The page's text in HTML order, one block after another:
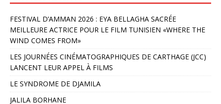
FESTIVAL D’AMMAN 2026 : EYA BELLAGHA SACRÉE
MEILLEURE ACTRICE POUR LE FILM TUNISIEN «WHERE THE
WIND COMES FROM»
LES JOURNÉES CINÉMATOGRAPHIQUES DE CARTHAGE (JCC)
LANCENT LEUR APPEL À FILMS
LE SYNDROME DE DJAMILA
JALILA BORHANE